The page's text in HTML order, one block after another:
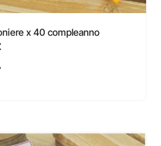
x 40 compleanno